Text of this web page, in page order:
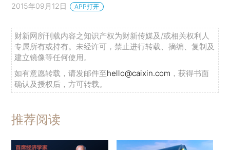
2015年09月12日 APP打开
财新网所刊载内容之知识产权为财新传媒及/或相关权利人
专属所有或持有。未经许可，禁止进行转载、摘编、复制及
建立镜像等任何使用。
如有意愿转载，请发邮件至hello@caixin.com ，获得书面
确认及授权后，方可转载。
推荐阅读